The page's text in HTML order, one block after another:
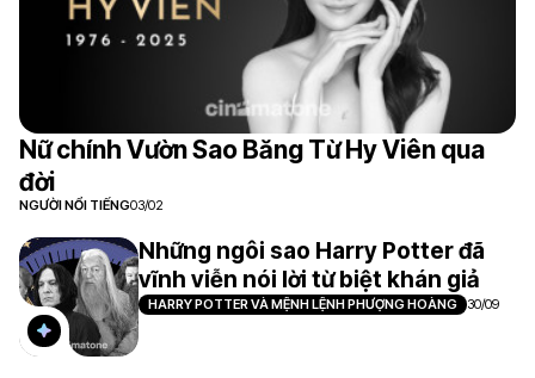
Nữ chính Vườn Sao Băng Từ Hy Viên qua
đời
NGƯỜI NỔI TIẾNG03/02
Những ngôi sao Harry Potter đã
vĩnh viễn nói lời từ biệt khán giả
HARRY POTTER VÀ MỆNH LỆNH PHƯỢNG HOÀNG 30/09